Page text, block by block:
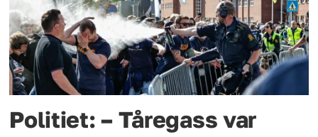
Politiet: – Tåregass var